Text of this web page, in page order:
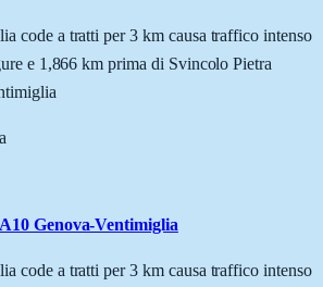
code a tratti per 3 km causa traffico intenso
e 1,866 km prima di Svincolo Pietra
Genova-Ventimiglia
code a tratti per 3 km causa traffico intenso